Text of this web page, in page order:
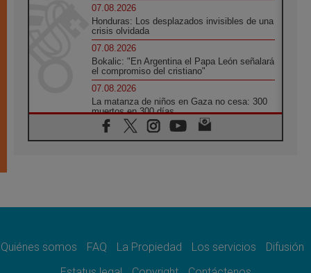
07.08.2026
Honduras: Los desplazados invisibles de una
crisis olvidada
07.08.2026
Bokalic: "En Argentina el Papa León señalará
el compromiso del cristiano"
07.08.2026
La matanza de niños en Gaza no cesa: 300
muertos en 300 días
07.08.2026
Tagle: La guerra desfigura el mundo, solo la
como misión al servicio del Evangelio
Quiénes somos FAQ La Propiedad Los servicios
Difusión